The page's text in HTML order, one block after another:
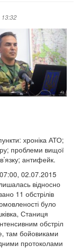
13:32
хроніка АТО;
проблеми вищої
антифейк.
02.07.2015
відносно
11 обстрілів
було
Станиця
обстріл
там бойовиками
протоколами